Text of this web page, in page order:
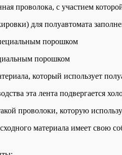
проволока, с участием
для полуавтомата
порошком
который использует
эта лента подвергается
проволоки, которую
материала имеет свою